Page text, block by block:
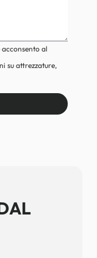
al
su attrezzature,